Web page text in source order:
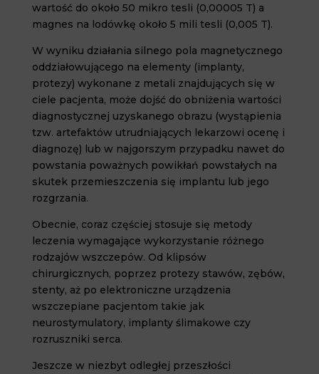
wartość do około 50 mikro tesli (0,00005 T) a
magnes na lodówkę około 5 mili tesli (0,005 T).
W wyniku działania silnego pola magnetycznego
oddziałowującego na elementy (implanty,
protezy) wykonane z metali znajdujących się w
ciele pacjenta, może dojść do obniżenia wartości
diagnostycznej uzyskanego obrazu (wystąpienia
tzw. artefaktów utrudniających lekarzowi ocenę i
diagnozę) lub w najgorszym przypadku nawet do
powstania poważnych powikłań powstałych na
skutek przemieszczenia się implantu lub jego
rozgrzania.
Obecnie, coraz częściej stosuje się metody
leczenia wymagające wykorzystanie różnego
rodzajów wszczepów. Od klipsów
chirurgicznych, poprzez protezy stawów, zębów,
stenty, aż po elektroniczne urządzenia
wszczepiane pacjentom takie jak
neurostymulatory, implanty ślimakowe czy
rozruszniki serca.
Jeszcze w niezbyt odległej przeszłości